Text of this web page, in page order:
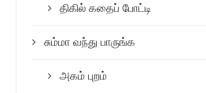
திகில் கதைப் போட்டி
சும்மா வந்து பாருங்க
அகம் புறம்